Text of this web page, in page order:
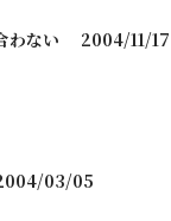
わない 2004/11/17
03/05